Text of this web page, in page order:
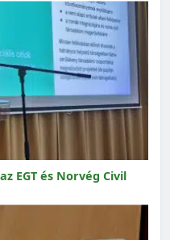
EGT és Norvég Civil